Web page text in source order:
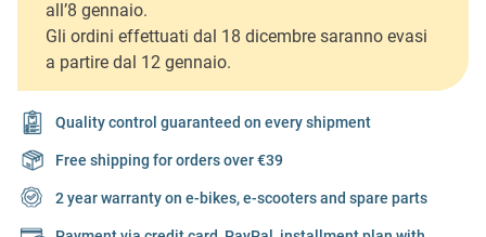
all’8 gennaio.
Gli ordini effettuati dal 18 dicembre saranno evasi
a partire dal 12 gennaio.
Quality control guaranteed on every shipment
Free shipping for orders over €39
2 year warranty on e-bikes, e-scooters and spare parts